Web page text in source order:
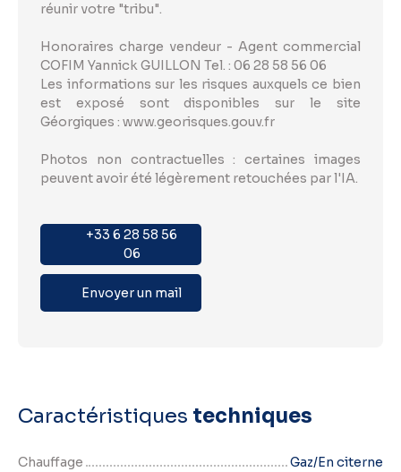
réunir votre "tribu".
Honoraires charge vendeur - Agent commercial
COFIM Yannick GUILLON Tel. : 06 28 58 56 06
Les informations sur les risques auxquels ce bien
est exposé sont disponibles sur le site
Géorgiques : www.georisques.gouv.fr
Photos non contractuelles : certaines images
peuvent avoir été légèrement retouchées par l'IA.
+33 6 28 58 56
06
Envoyer un mail
Caractéristiques techniques
Chauffage
Gaz/En citerne